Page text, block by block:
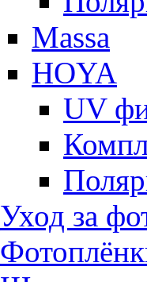
Massa
HOYA
UV
Уход за